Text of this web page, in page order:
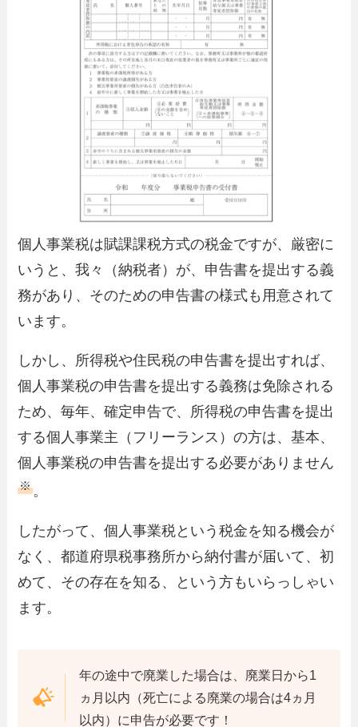
個人事業税は賦課課税方式の税金ですが、厳密に
いうと、我々（納税者）が、申告書を提出する義
務があり、そのための申告書の様式も用意されて
います。
しかし、所得税や住民税の申告書を提出すれば、
個人事業税の申告書を提出する義務は免除される
ため、毎年、確定申告で、所得税の申告書を提出
する個人事業主（フリーランス）の方は、基本、
個人事業税の申告書を提出する必要がありません
※。
したがって、個人事業税という税金を知る機会が
なく、都道府県税事務所から納付書が届いて、初
めて、その存在を知る、という方もいらっしゃい
ます。
年の途中で廃業した場合は、廃業日から1
ヵ月以内（死亡による廃業の場合は4ヵ月
以内）に申告が必要です！